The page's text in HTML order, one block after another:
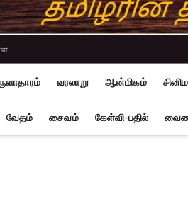
வரலாறு ஆன்மிகம்
வேதம் சைவம் கேள்வி-பதில்